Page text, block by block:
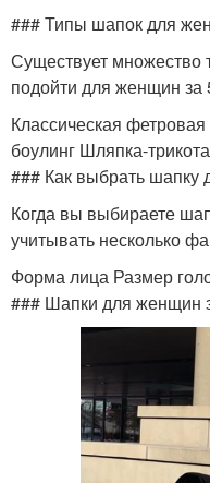
### Типы шапок для
Существует множество
подойти для женщин за
Классическая
боулинг Шляпка-
### Как выбрать шапку
Когда вы выбираете
учитывать несколько
Форма лица Размер
### Шапки для женщин